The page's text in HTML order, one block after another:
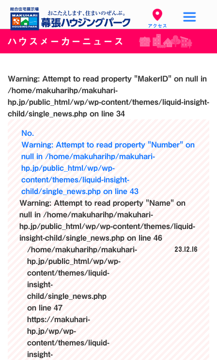
アクセス
ハウスメーカーニュース
Warning: Attempt to read property "MakerID" on null in
/home/makuharihp/makuhari-
hp.jp/public_html/wp/wp-content/themes/liquid-insight-
child/single_news.php on line 34
No.
Warning: Attempt to read property "Number" on
null in /home/makuharihp/makuhari-
hp.jp/public_html/wp/wp-
content/themes/liquid-insight-
child/single_news.php on line 43
Warning: Attempt to read property "Name" on
null in /home/makuharihp/makuhari-
hp.jp/public_html/wp/wp-content/themes/liquid-
insight-child/single_news.php on line 46
/home/makuharihp/makuhari-
hp.jp/public_html/wp/wp-
content/themes/liquid-
insight-
child/single_news.php
on line 47
https://makuhari-
hp.jp/wp/wp-
content/themes/liquid-
insight-
23.12.16